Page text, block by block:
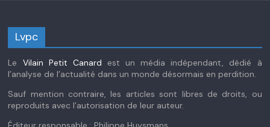
Lvpc
Le Vilain Petit Canard est un média indépendant, dédié à
l’analyse de l’actualité dans un monde désormais en perdition.
Sauf mention contraire, les articles sont libres de droits, ou
reproduits avec l’autorisation de leur auteur.